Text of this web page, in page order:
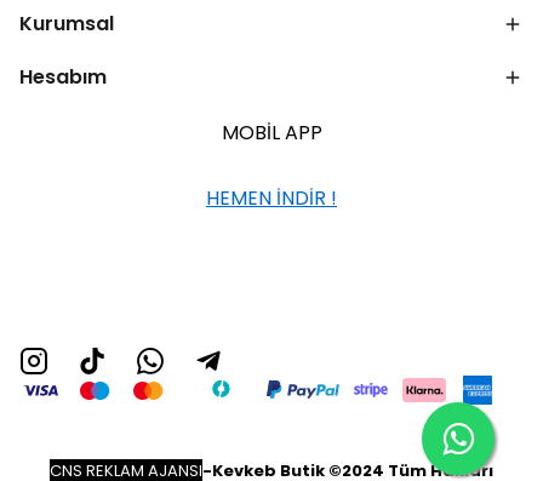
Kurumsal
Hesabım
MOBİL APP
HEMEN İNDİR !
CNS REKLAM AJANSI-Kevkeb Butik ©2024 Tüm Hakları